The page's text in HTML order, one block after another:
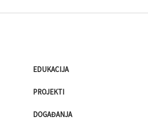
EDUKACIJA
PROJEKTI
DOGAĐANJA